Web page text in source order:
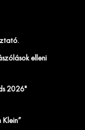
elleni
2026"
Klein”